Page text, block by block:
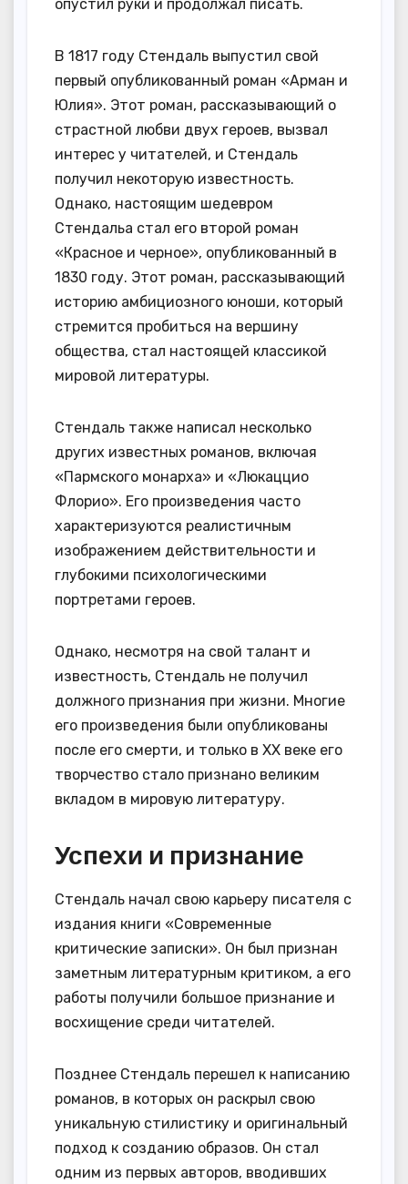
опустил руки и продолжал писать.
В 1817 году Стендаль выпустил свой
первый опубликованный роман «Арман и
Юлия». Этот роман, рассказывающий о
страстной любви двух героев, вызвал
интерес у читателей, и Стендаль
получил некоторую известность.
Однако, настоящим шедевром
Стендальа стал его второй роман
«Красное и черное», опубликованный в
1830 году. Этот роман, рассказывающий
историю амбициозного юноши, который
стремится пробиться на вершину
общества, стал настоящей классикой
мировой литературы.
Стендаль также написал несколько
других известных романов, включая
«Пармского монарха» и «Люкаццио
Флорио». Его произведения часто
характеризуются реалистичным
изображением действительности и
глубокими психологическими
портретами героев.
Однако, несмотря на свой талант и
известность, Стендаль не получил
должного признания при жизни. Многие
его произведения были опубликованы
после его смерти, и только в XX веке его
творчество стало признано великим
вкладом в мировую литературу.
Успехи и признание
Стендаль начал свою карьеру писателя с
издания книги «Современные
критические записки». Он был признан
заметным литературным критиком, а его
работы получили большое признание и
восхищение среди читателей.
Позднее Стендаль перешел к написанию
романов, в которых он раскрыл свою
уникальную стилистику и оригинальный
подход к созданию образов. Он стал
одним из первых авторов, вводивших